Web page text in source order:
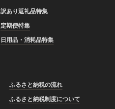
訳あり返礼品特集
定期便特集
日用品・消耗品特集
ふるさと納税の流れ
ふるさと納税制度について